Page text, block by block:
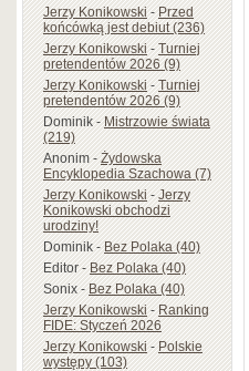
Jerzy Konikowski-Przed
końcówką jest debiut (236)
Jerzy Konikowski-Turniej
pretendentów 2026 (9)
Jerzy Konikowski-Turniej
pretendentów 2026 (9)
Dominik-Mistrzowie świata
(219)
Anonim-Żydowska
Encyklopedia Szachowa (7)
Jerzy Konikowski-Jerzy
Konikowski obchodzi
urodziny!
Dominik-Bez Polaka (40)
Editor-Bez Polaka (40)
Sonix-Bez Polaka (40)
Jerzy Konikowski-Ranking
FIDE: Styczeń 2026
Jerzy Konikowski-Polskie
występy (103)